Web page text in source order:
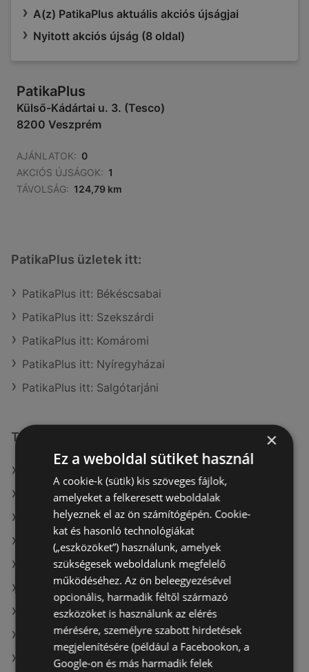
A(z) PatikaPlus aktuális akciós újságjai
Nyitott akciós újság (8 oldal)
PatikaPlus
Külső-Kádártai u. 3. (Tesco)
8200 Veszprém
AJÁNLATOK: 0
AKCIÓS ÚJSÁGOK: 1
TÁVOLSÁG: 124,79 km
PatikaPlus üzletek itt:
PatikaPlus itt: Békéscsabai
PatikaPlus itt: Szekszárdi
PatikaPlus itt: Komáromi
PatikaPlus itt: Nyíregyházai
PatikaPlus itt: Salgótarjáni
További linkek
A(z) Vianni ajánlatai
A(z) Kulcs patika ajánlatai
A(z) Gyöngy Patikak aktuális akciós újságjai
A(z) Douglas aktuális akciós újságjai
A(z) Magnetic aktuális akciós újságjai
A(z) Oriflame aktuális akciós újságjai
A(z) Kulcs patika aktuális akciós újságjai
A(z) PatikaPlus üzletei itt: Sopron-Fertődi
×
Ez a weboldal sütiket használ
A cookie-k (sütik) kis szöveges fájlok,
amelyeket a felkeresett weboldalak
helyeznek el az ön számítógépén. Cookie-
kat és hasonló technológiákat
(„eszközöket”) használunk, amelyek
szükségesek weboldalunk megfelelő
működéséhez. Az ön beleegyezésével
opcionális, harmadik féltől származó
eszközöket is használunk az elérés
mérésére, személyre szabott hirdetések
megjelenítésére (például a Facebookon, a
Google-on és más harmadik felek